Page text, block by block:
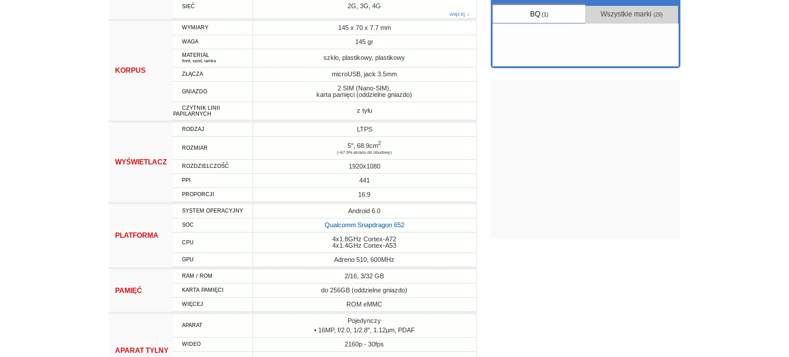
SIEĆ 2G, 3G, 4G
więcej ↓
KORPUS
WYMIARY 145 x 70 x 7.7 mm
WAGA 145 gr
MATERIAŁ
front, spód, ramka szkło, plastikowy, plastikowy
ZŁĄCZA microUSB, jack 3.5mm
GNIAZDO
2 SIM (Nano-SIM),
karta pamięci (oddzielne gniazdo)
CZYTNIK LINII
PAPILARNYCH
z tyłu
WYŚWIETLACZ
RODZAJ LTPS
ROZMIAR 5", 68.9cm2
(~67.9% ekranu do obudowy)
ROZDZIELCZOŚĆ 1920x1080
PPI 441
PROPORCJI 16:9
PLATFORMA
SYSTEM OPERACYJNY Android 6.0
SOC Qualcomm Snapdragon 652
CPU
4x1.8GHz Cortex-A72
4x1.4GHz Cortex-A53
GPU Adreno 510, 600MHz
PAMIĘĆ
RAM / ROM 2/16, 3/32 GB
KARTA PAMIĘCI do 256GB (oddzielne gniazdo)
WIĘCEJ ROM eMMC
APARAT TYLNY
APARAT
Pojedynczy
• 16MP, f/2.0, 1/2.8", 1.12µm, PDAF
WIDEO 2160p - 30fps
BQ (1) Wszystkie marki(29)